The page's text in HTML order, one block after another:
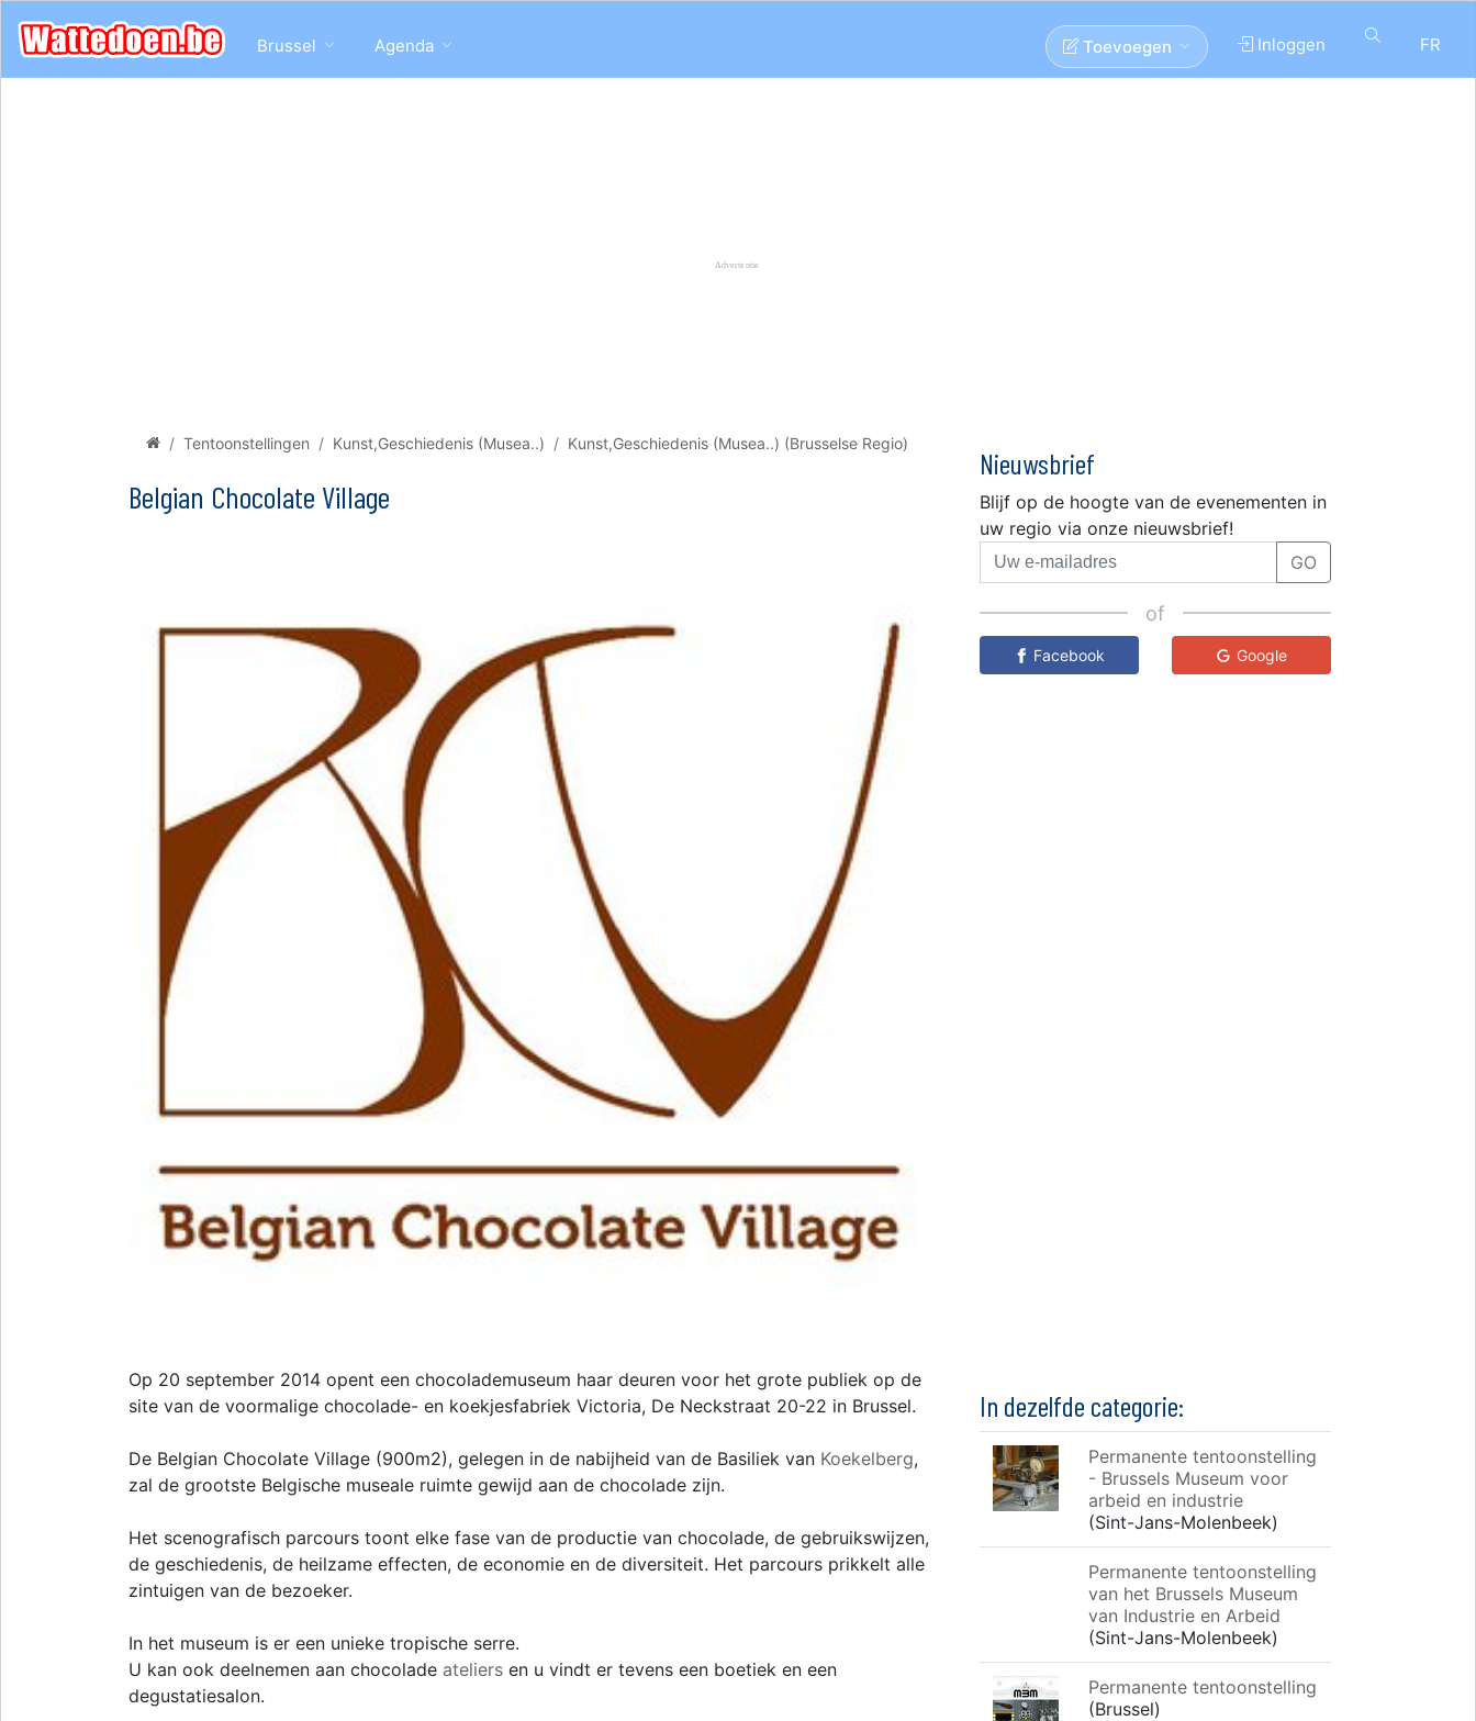
Brussel Agenda FR
Inloggen
Toevoegen
Tentoonstellingen Kunst,Geschiedenis (Musea..) Kunst,Geschiedenis (Musea..) (Brusselse Regio)
Belgian Chocolate Village
Op 20 september 2014 opent een chocolademuseum haar deuren voor het grote publiek op de
site van de voormalige chocolade- en koekjesfabriek Victoria, De Neckstraat 20-22 in Brussel.
De Belgian Chocolate Village (900m2), gelegen in de nabijheid van de Basiliek van Koekelberg,
zal de grootste Belgische museale ruimte gewijd aan de chocolade zijn.
Het scenografisch parcours toont elke fase van de productie van chocolade, de gebruikswijzen,
de geschiedenis, de heilzame effecten, de economie en de diversiteit. Het parcours prikkelt alle
zintuigen van de bezoeker.
In het museum is er een unieke tropische serre.
U kan ook deelnemen aan chocolade ateliers en u vindt er tevens een boetiek en een
degustatiesalon.
Nieuwsbrief
Blijf op de hoogte van de evenementen in
uw regio via onze nieuwsbrief!
GO
of
Facebook Google
In dezelfde categorie:
Permanente tentoonstelling
- Brussels Museum voor
arbeid en industrie
(Sint-Jans-Molenbeek)
Permanente tentoonstelling
van het Brussels Museum
van Industrie en Arbeid
(Sint-Jans-Molenbeek)
Permanente tentoonstelling
(Brussel)